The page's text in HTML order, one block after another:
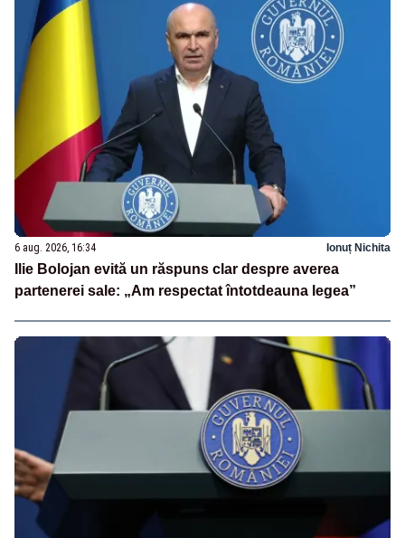
6 aug. 2026, 16:34 Ionuț Nichita
Ilie Bolojan evită un răspuns clar despre averea
partenerei sale: „Am respectat întotdeauna legea”